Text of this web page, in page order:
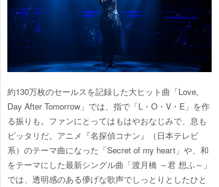
約130万枚のセールスを記録した大ヒット曲「Love,
Day After Tomorrow」では、指で「L・O・V・E」を作
る振りも。ファンにとってはもはやおなじみで、息も
ピッタリだ。アニメ『名探偵コナン』（日本テレビ
系）のテーマ曲になった「Secret of my heart」や、和
をテーマにした最新シングル曲「渡月橋 ～君 想ふ～」
では、透明感のある儚げな歌声でしっとりとしたひと